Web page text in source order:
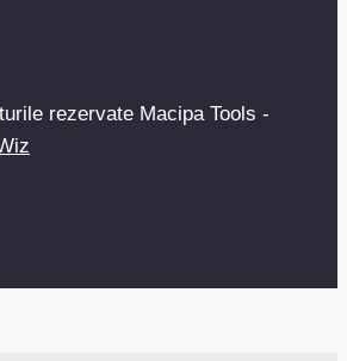
rezervate Macipa Tools -